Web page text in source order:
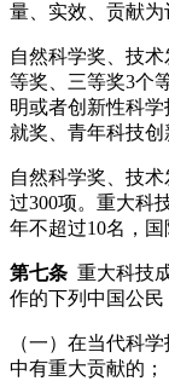
量、实效、贡献为
自然科学奖、技
等奖、三等奖3个
明或者创新性科
就奖、青年科技创
自然科学奖、技
过300项。重大科
年不超过10名，国
第七条 重大科技
作的下列中国公民
（一）在当代科
中有重大贡献的；